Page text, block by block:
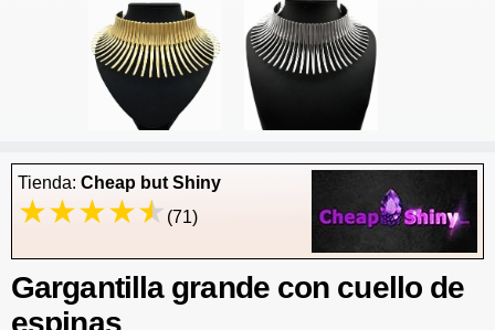
Tienda: Cheap but Shiny
(71)
Gargantilla grande con cuello de
espinas